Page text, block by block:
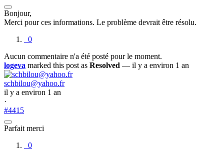
Bonjour,
Merci pour ces informations. Le problème devrait être résolu.
0
Aucun commentaire n'a été posté pour le moment.
logeva marked this post as Resolved — il y a environ 1 an
schbilou@yahoo.fr
il y a environ 1 an
·
#4415
Parfait merci
0